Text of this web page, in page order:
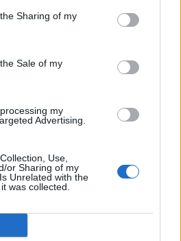
Sharing of my
Sale of my
my
Advertising.
Use,
or Sharing of my
Unrelated with the
was collected.
Veludo
il libro “E mi sono